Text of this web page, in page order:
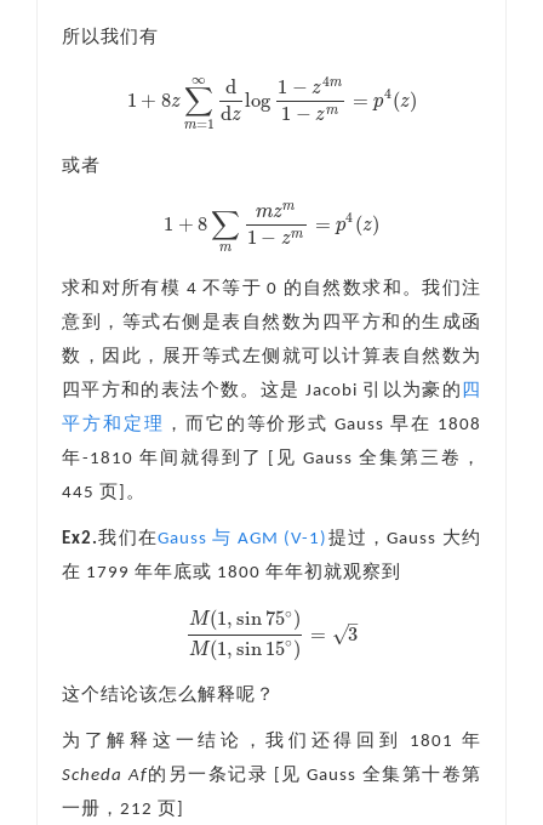
所以我们有
1 + 8z ∑
m=1
∞
d
dz
log
1 − z4m
1 − zm
= p4(z)
1 +8 z∑m= ∞ddzlog 1−z4m1−z m= p4 (z)
或者
1 + 8 ∑
m
mzm
1 − zm
= p4 (z)
1 +8 ∑m mzm1−zm =p 4(z )
求和对所有模 4 不等于 0 的自然数求和。我们注
意到，等式右侧是表自然数为四平方和的生成函
数，因此，展开等式左侧就可以计算表自然数为
四平方和的表法个数。这是 Jacobi 引以为豪的 四
平方和定理 ，而它的等价形式 Gauss 早在 1808
年-1810 年间就得到了 [见 Gauss 全集第三卷，
445 页]。
Ex2.我们在Gauss 与 AGM (V-1) 提过，Gauss 大约
在 1799 年年底或 1800 年年初就观察到
M(1, sin 75∘ )
M(1, sin 15∘ )
= 3
–
√
M(1,sin75∘)M(1 ,sin15∘
这个结论该怎么解释呢？
为了解释这一结论，我们还得回到 1801 年
Scheda Af 的另一条记录 [见 Gauss 全集第十卷第
一册，212 页]